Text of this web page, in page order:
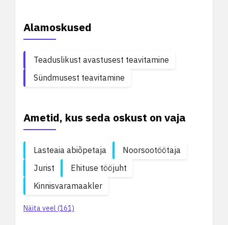
Alamoskused
Teaduslikust avastusest teavitamine
Sündmusest teavitamine
Ametid, kus seda oskust on vaja
Lasteaia abiõpetaja
Noorsootöötaja
Jurist
Ehituse tööjuht
Kinnisvaramaakler
Näita veel (161)